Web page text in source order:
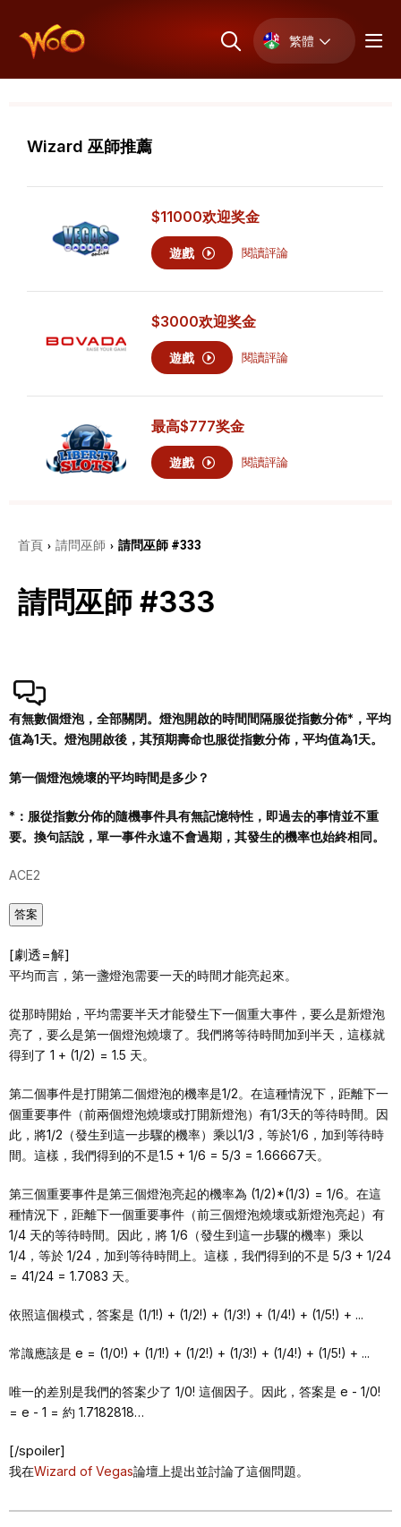
繁體
Wizard 巫師推薦
$11000欢迎奖金
遊戲 閱讀評論
$3000欢迎奖金
遊戲 閱讀評論
最高$777奖金
遊戲 閱讀評論
首頁 › 請問巫師 › 請問巫師 #333
請問巫師 #333
有無數個燈泡，全部關閉。燈泡開啟的時間間隔服從指數分佈*，平均
值為1天。燈泡開啟後，其預期壽命也服從指數分佈，平均值為1天。
第一個燈泡燒壞的平均時間是多少？
*：服從指數分佈的隨機事件具有無記憶特性，即過去的事情並不重
要。換句話說，單一事件永遠不會過期，其發生的機率也始終相同。
ACE2
答案
[劇透=解]
平均而言，第一盞燈泡需要一天的時間才能亮起來。
從那時開始，平均需要半天才能發生下一個重大事件，要么是新燈泡
亮了，要么是第一個燈泡燒壞了。我們將等待時間加到半天，這樣就
得到了 1 + (1/2) = 1.5 天。
第二個事件是打開第二個燈泡的機率是1/2。在這種情況下，距離下一
個重要事件（前兩個燈泡燒壞或打開新燈泡）有1/3天的等待時間。因
此，將1/2（發生到這一步驟的機率）乘以1/3，等於1/6，加到等待時
間。這樣，我們得到的不是1.5 + 1/6 = 5/3 = 1.66667天。
第三個重要事件是第三個燈泡亮起的機率為 (1/2)*(1/3) = 1/6。在這
種情況下，距離下一個重要事件（前三個燈泡燒壞或新燈泡亮起）有
1/4 天的等待時間。因此，將 1/6（發生到這一步驟的機率）乘以
1/4，等於 1/24，加到等待時間上。這樣，我們得到的不是 5/3 + 1/24
= 41/24 = 1.7083 天。
依照這個模式，答案是 (1/1!) + (1/2!) + (1/3!) + (1/4!) + (1/5!) + ...
常識應該是 e = (1/0!) + (1/1!) + (1/2!) + (1/3!) + (1/4!) + (1/5!) + ...
唯一的差別是我們的答案少了 1/0! 這個因子。因此，答案是 e - 1/0!
= e - 1 = 約 1.7182818…
[/spoiler]
我在Wizard of Vegas論壇上提出並討論了這個問題。